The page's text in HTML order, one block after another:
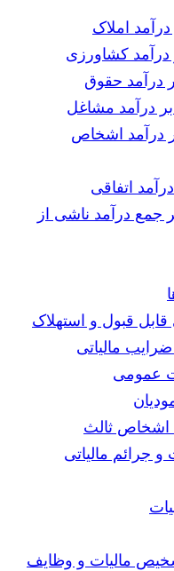
املاک
کشاورزی
درآمد حقوق
درآمد مشاغل
درآمد اشخاص
اتفاقی
جمع درآمد ناشی از
قبول و استهلاک
مالیاتی
عمومی
ثالث
جرائم مالیاتی
مالیات و وظایف